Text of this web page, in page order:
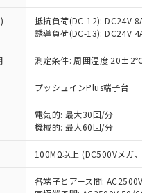
抵抗負荷(DC-12): DC24V 8A/
誘導負荷(DC-13): DC24V 4A/
測定条件: 周囲温度 20±2℃、
プッシュインPlus端子台
電気的: 最大30回/分
機械的: 最大60回/分
100MΩ以上 (DC500Vメガ、点
各端子とアース間: AC2500V
社制御機器事業取扱
況および標準価格
ていただくもので
取扱商品の中には、
外となる商品もある
さい。
準価格照会結果は、
日時点での社内デー
れるものであり、閲
場合があることをご
指令（10物質）の
査中または確認中の
料など無形物で、有
い商品です。
非含有部品として
明した場合などや
あります。
1000ppm以下、 カド
以下、ポリ臭化ビフェニル
有率が中国RoHSの
を示します。
有率が中国RoHSの
とを示します。
社販売部門へお問
社製品のうち、外国
易法に定める商品
等」という）を輸出
供する場合は、日本
(または役務取引許
どの必要な手続きを